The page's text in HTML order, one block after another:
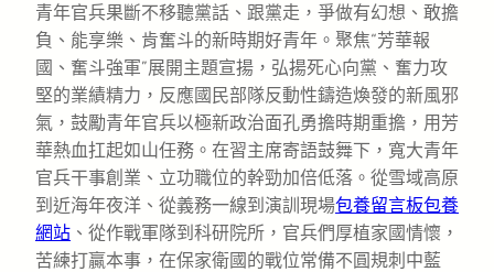
青年官兵果斷不移聽黨話、跟黨走，爭做有幻想、敢擔
負、能享樂、肯奮斗的新時期好青年。聚焦“芳華報
國、奮斗強軍”展開主題宣揚，弘揚死心向黨、奮力攻
堅的業績精力，反應國民部隊反動性鑄造煥發的新風邪
氣，鼓勵青年官兵以極新政治面孔勇擔時期重擔，用芳
華熱血扛起如山任務。在習主席寄語鼓舞下，寬大青年
官兵干事創業、立功職位的幹勁加倍低落。從雪域高原
到近海年夜洋、從義務一線到演訓現場包養留言板包養
網站 、從作戰軍隊到科研院所，官兵們厚植家國情懷，
苦練打贏本事，在保家衛國的戰位常備不圓規刺中藍